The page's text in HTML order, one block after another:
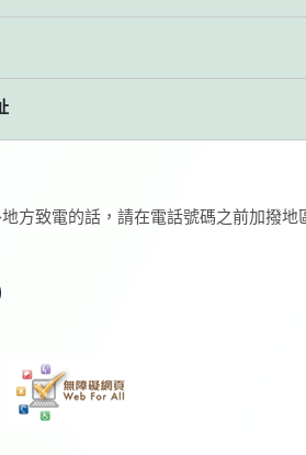
方致電的話，請在電話號碼之前加撥地